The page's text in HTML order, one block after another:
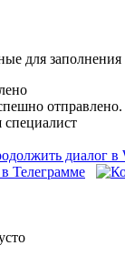
для заполнения